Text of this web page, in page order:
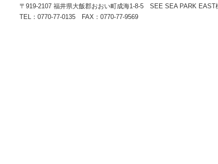
〒919-2107 福井県大飯郡おおい町成海1-8-5 SEE SEA PARK EAST
TEL：0770-77-0135 FAX：0770-77-9569